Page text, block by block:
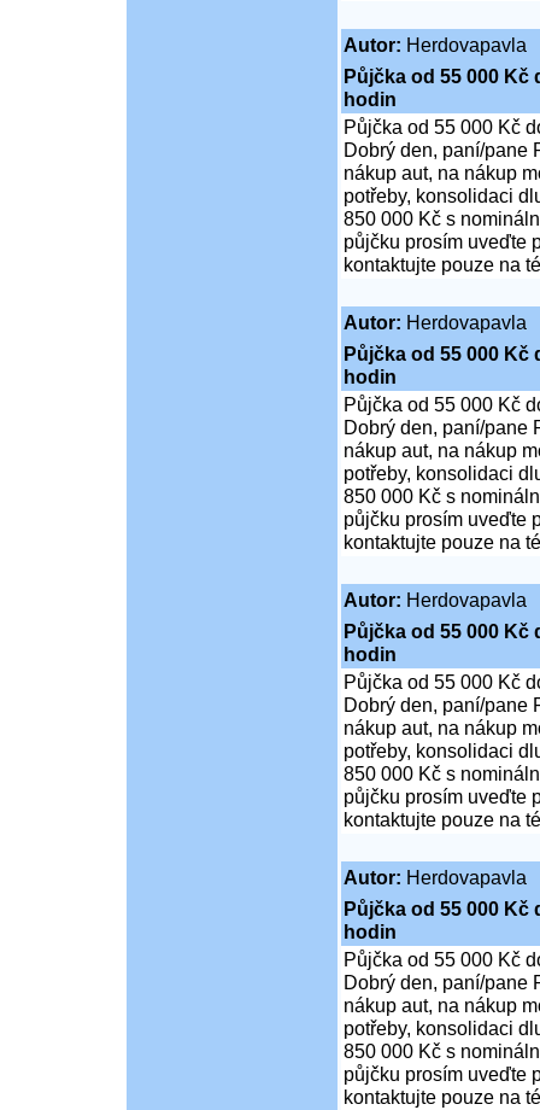
Autor: Herdovapavla
Půjčka od 55 000 Kč
hodin
Půjčka od 55 000 Kč
Dobrý den, paní/pane
nákup aut, na nákup
potřeby, konsolidaci
850 000 Kč s
půjčku prosím uveďte
kontaktujte pouze na
Autor: Herdovapavla
Půjčka od 55 000 Kč
hodin
Půjčka od 55 000 Kč
Dobrý den, paní/pane
nákup aut, na nákup
potřeby, konsolidaci
850 000 Kč s
půjčku prosím uveďte
kontaktujte pouze na
Autor: Herdovapavla
Půjčka od 55 000 Kč
hodin
Půjčka od 55 000 Kč
Dobrý den, paní/pane
nákup aut, na nákup
potřeby, konsolidaci
850 000 Kč s
půjčku prosím uveďte
kontaktujte pouze na
Autor: Herdovapavla
Půjčka od 55 000 Kč
hodin
Půjčka od 55 000 Kč
Dobrý den, paní/pane
nákup aut, na nákup
potřeby, konsolidaci
850 000 Kč s
půjčku prosím uveďte
kontaktujte pouze na